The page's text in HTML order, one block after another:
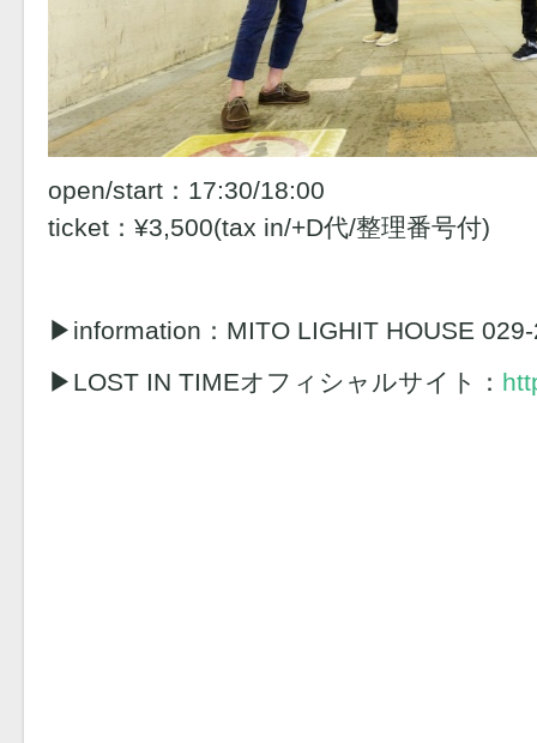
open/start：17:30/18:00
ticket：¥3,500(tax in/+D代/整理番号付)
▶︎information：MITO LIGHIT HOUSE
▶︎LOST IN TIMEオフィシャルサイト：